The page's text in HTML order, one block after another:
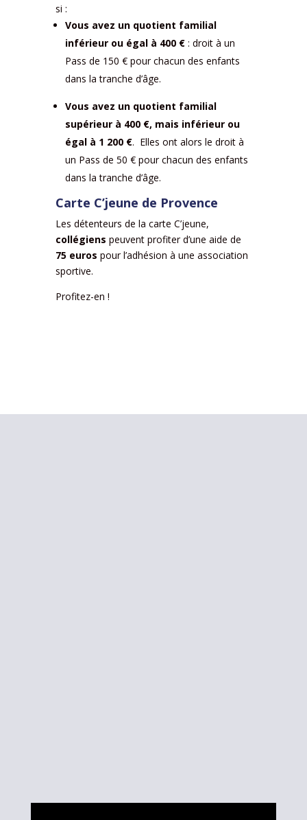
si :
Vous avez un quotient familial
inférieur ou égal à 400 € : droit à un
Pass de 150 € pour chacun des enfants
dans la tranche d’âge.
Vous avez un quotient familial
supérieur à 400 €, mais inférieur ou
égal à 1 200 €. Elles ont alors le droit à
un Pass de 50 € pour chacun des enfants
dans la tranche d’âge.
Carte C’jeune de Provence
Les détenteurs de la carte C’jeune,
collégiens peuvent profiter d’une aide de
75 euros pour l’adhésion à une association
sportive.
Profitez-en !